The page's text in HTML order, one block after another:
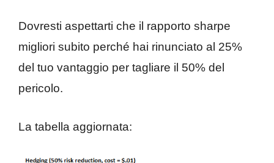
Dovresti aspettarti che il rapporto sharpe
migliori subito perché hai rinunciato al 25%
del tuo vantaggio per tagliare il 50% del
pericolo.
La tabella aggiornata: